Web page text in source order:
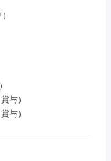
与）
与）